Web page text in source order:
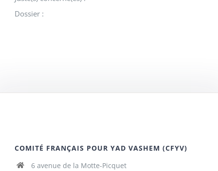
Dossier :
COMITÉ FRANÇAIS POUR YAD VASHEM (CFYV)
6 avenue de la Motte-Picquet